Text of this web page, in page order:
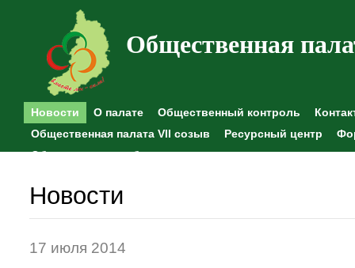
Общественная
Новости О палате Общественный контроль
Общественная палата VII созыв
Ресурсный центр
Общественные наблюдения
Новости
17 июля 2014